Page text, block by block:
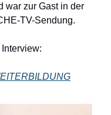
war zur Gast in der
TV-Sendung.